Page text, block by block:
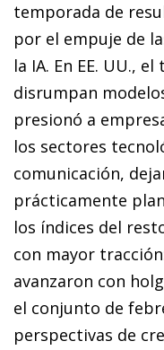
temporada de
por el empuje de
la IA. En EE. UU.,
disrumpan
presionó a
los sectores
comunicación,
prácticamente
los índices del
con mayor
avanzaron con
el conjunto de
perspectivas de